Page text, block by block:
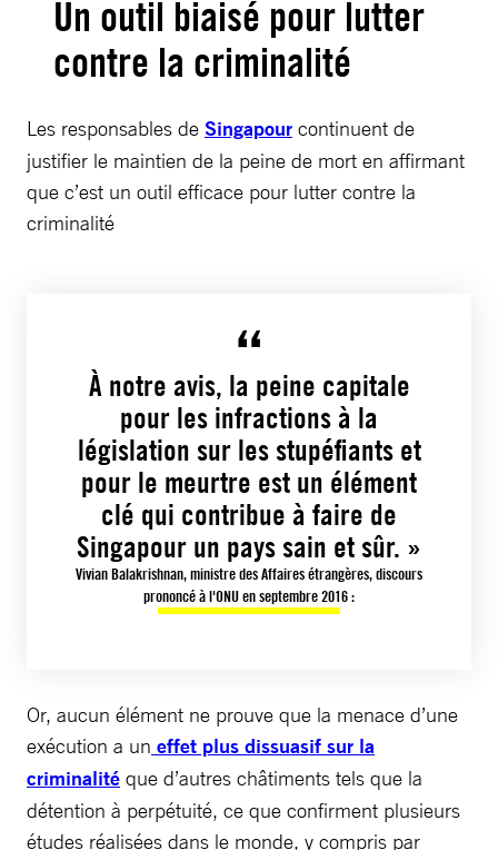
Un outil biaisé pour lutter
contre la criminalité
Les responsables de Singapour continuent de
justifier le maintien de la peine de mort en affirmant
que c’est un outil efficace pour lutter contre la
criminalité
À notre avis, la peine capitale
pour les infractions à la
législation sur les stupéfiants et
pour le meurtre est un élément
clé qui contribue à faire de
Singapour un pays sain et sûr. »
Vivian Balakrishnan, ministre des Affaires étrangères, discours
prononcé à l'ONU en septembre 2016 :
Or, aucun élément ne prouve que la menace d’une
exécution a un effet plus dissuasif sur la
criminalité que d’autres châtiments tels que la
détention à perpétuité, ce que confirment plusieurs
études réalisées dans le monde, y compris par